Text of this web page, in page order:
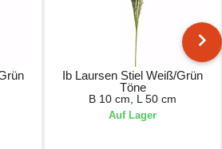
Ib Laursen Stiel Weiß/Grün
Töne
B 10 cm, L 50 cm
Auf Lager